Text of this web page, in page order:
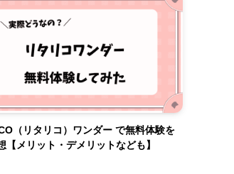
（リタリコ）ワンダー で無料体験を
【メリット・デメリットなども】